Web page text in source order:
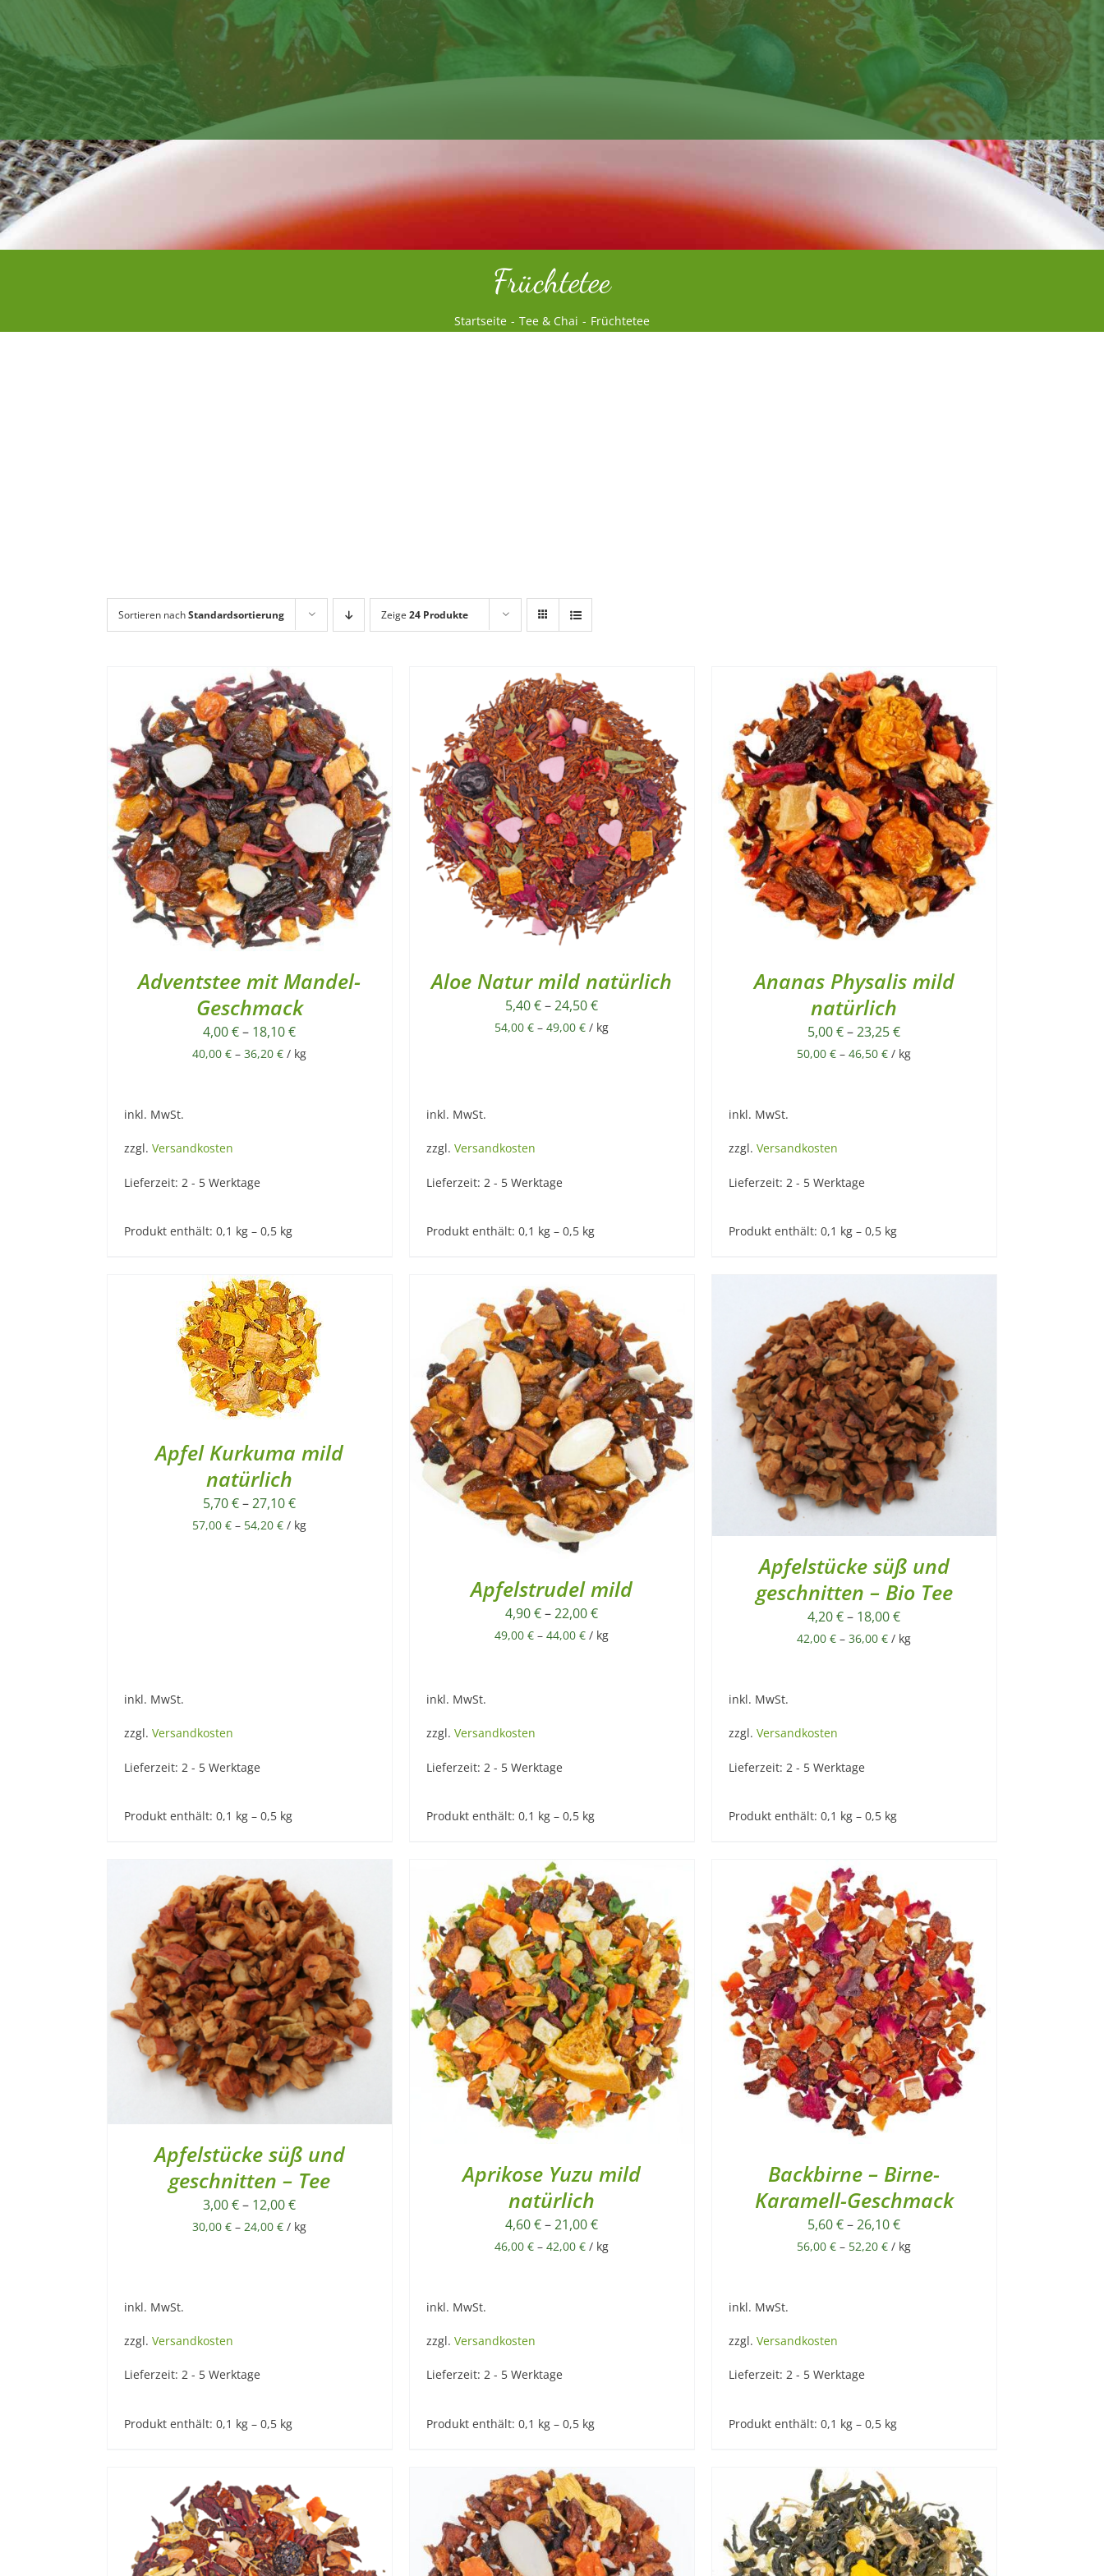
Früchtetee
Startseite Tee & Chai Früchtetee
Sortieren nachStandardsortierung Zeige 24 Produkte
Adventstee mit Mandel-
Geschmack
4,00€– 18,10€
40,00€ –36,20€ / kg
inkl. MwSt.
zzgl. Versandkosten
Lieferzeit: 2 - 5 Werktage
Produkt enthält: 0,1 kg – 0,5 kg
Aloe Natur mild natürlich
5,40€–24,50€
54,00€ –49,00€ / kg
inkl. MwSt.
zzgl. Versandkosten
Lieferzeit: 2 - 5 Werktage
Produkt enthält: 0,1 kg– 0,5 kg
Ananas Physalis mild
natürlich
5,00€–23,25€
50,00€ –46,50€ / kg
inkl. MwSt.
zzgl. Versandkosten
Lieferzeit: 2 - 5 Werktage
Produkt enthält: 0,1 kg– 0,5 kg
Apfel Kurkuma mild
natürlich
5,70€–27,10€
57,00€ – 54,20€ / kg
inkl. MwSt.
zzgl. Versandkosten
Lieferzeit: 2 - 5 Werktage
Produkt enthält: 0,1 kg – 0,5 kg
Apfelstrudel mild
4,90€–22,00€
49,00€ –44,00€ / kg
inkl. MwSt.
zzgl. Versandkosten
Lieferzeit: 2 - 5 Werktage
Produkt enthält: 0,1 kg– 0,5 kg
Apfelstücke süß und
geschnitten – Bio Tee
4,20€– 18,00€
42,00€ –36,00€ / kg
inkl. MwSt.
zzgl. Versandkosten
Lieferzeit: 2 - 5 Werktage
Produkt enthält: 0,1 kg– 0,5 kg
Apfelstücke süß und
geschnitten – Tee
3,00€– 12,00€
30,00€ – 24,00€ / kg
inkl. MwSt.
zzgl. Versandkosten
Lieferzeit: 2 - 5 Werktage
Produkt enthält: 0,1 kg – 0,5 kg
Aprikose Yuzu mild
natürlich
4,60€–21,00€
46,00€ –42,00€ / kg
inkl. MwSt.
zzgl. Versandkosten
Lieferzeit: 2 - 5 Werktage
Produkt enthält: 0,1 kg– 0,5 kg
Backbirne – Birne-
Karamell-Geschmack
5,60€–26,10€
56,00€ – 52,20€ / kg
inkl. MwSt.
zzgl. Versandkosten
Lieferzeit: 2 - 5 Werktage
Produkt enthält: 0,1 kg– 0,5 kg